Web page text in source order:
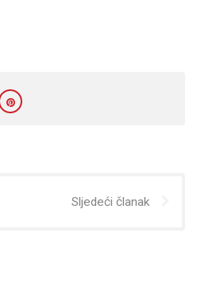
Sljedeći članak